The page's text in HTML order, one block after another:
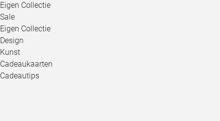
Eigen Collectie
Sale
Eigen Collectie
Design
Kunst
Cadeaukaarten
Cadeautips